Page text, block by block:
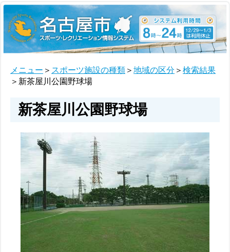
メニュー ＞ スポーツ施設の種類 ＞ 地域の区分 ＞ 検索結果
＞新茶屋川公園野球場
新茶屋川公園野球場